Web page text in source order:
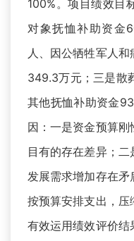
100%。项目绩效目
对象抚恤补助资金
人、因公牺牲军人
349.3万元；三是散
其他抚恤补助资金
因：一是资金预算
目有的存在差异；
发展需求增加存在
按预算安排支出，
有效运用绩效评价